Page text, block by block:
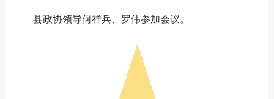
县政协领导何祥兵、罗伟参加会议。